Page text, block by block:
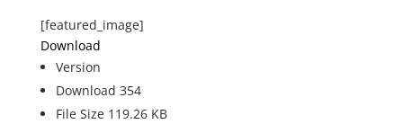
[featured_image]
Download
Version
Download 354
File Size 119.26 KB